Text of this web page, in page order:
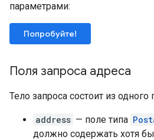
параметрами:
Попробуйте!
Поля запроса адреса
Тело запроса состоит из одного
address — поле типа
должно содержать хотя